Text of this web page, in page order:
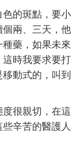
的斑點，要小
兩、三天，他
藥，如果未來
時我要求要打
動式的，叫到
很親切，在這
辛苦的醫護人